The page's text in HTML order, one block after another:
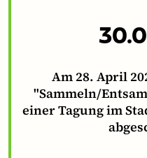
Am 28. April
"Sammeln/
einer Tagung im